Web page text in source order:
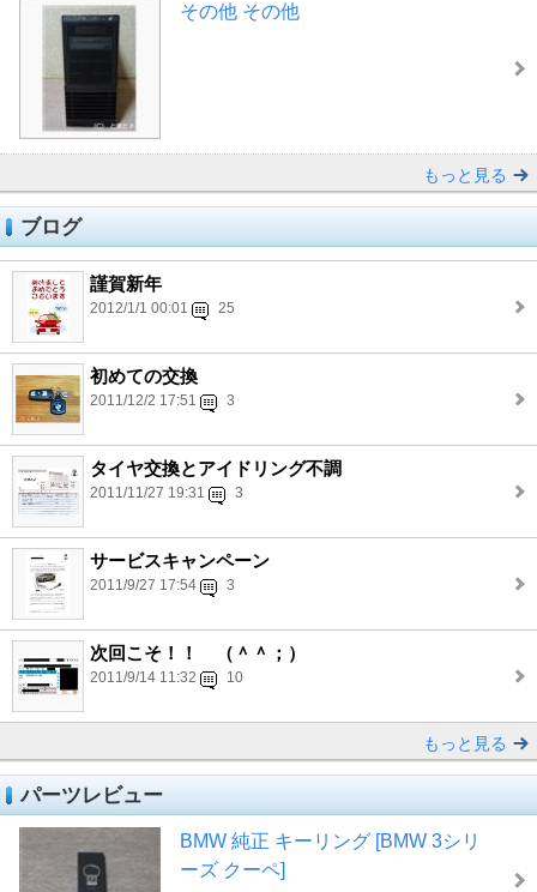
その他 その他
もっと見る
ブログ
謹賀新年
2012/1/1 00:01 25
初めての交換
2011/12/2 17:51 3
タイヤ交換とアイドリング不調
2011/11/27 19:31 3
サービスキャンペーン
2011/9/27 17:54 3
次回こそ！！ （＾＾；）
2011/9/14 11:32 10
もっと見る
パーツレビュー
BMW 純正 キーリング [BMW 3シリ
ーズ クーペ]